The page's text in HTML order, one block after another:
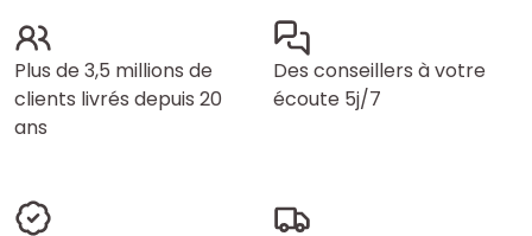
Plus de 3,5 millions de
clients livrés depuis 20
ans
Des conseillers à votre
écoute 5j/7